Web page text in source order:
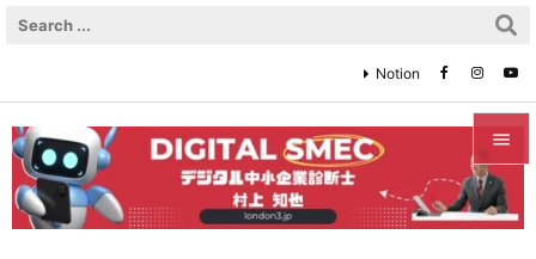


メニュ
Notion